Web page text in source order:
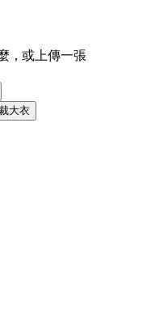
，或上傳一張
大衣